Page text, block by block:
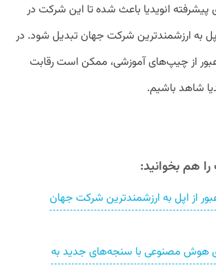
انویدیا باعث شده تا این شرکت در
اپل به ارزشمندترین شرکت جهان تبدیل شود. در
از چیپ‌های آموزشی، ممکن است رقابت
شاهد باشیم.
هم بخوانید:
عبور از اپل به ارزشمندترین شرکت جهان
هوش مصنوعی با سنجه‌های جدید به